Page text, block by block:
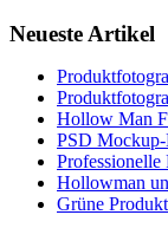
Neueste Artikel
Hollow Man
PSD
Professionelle
Hollowman
Grüne